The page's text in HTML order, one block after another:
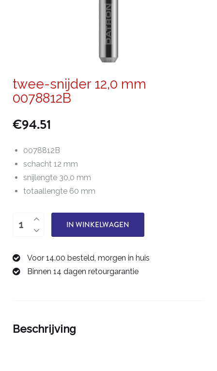
twee-snijder 12,0 mm
0078812B
€94.51
0078812B
schacht 12 mm
snijlengte 30,0 mm
totaallengte 60 mm
twee-
snijder
mm
0078812B
IN WINKELWAGEN
Voor 14.00 besteld, morgen in huis
Binnen 14 dagen retourgarantie
Beschrijving